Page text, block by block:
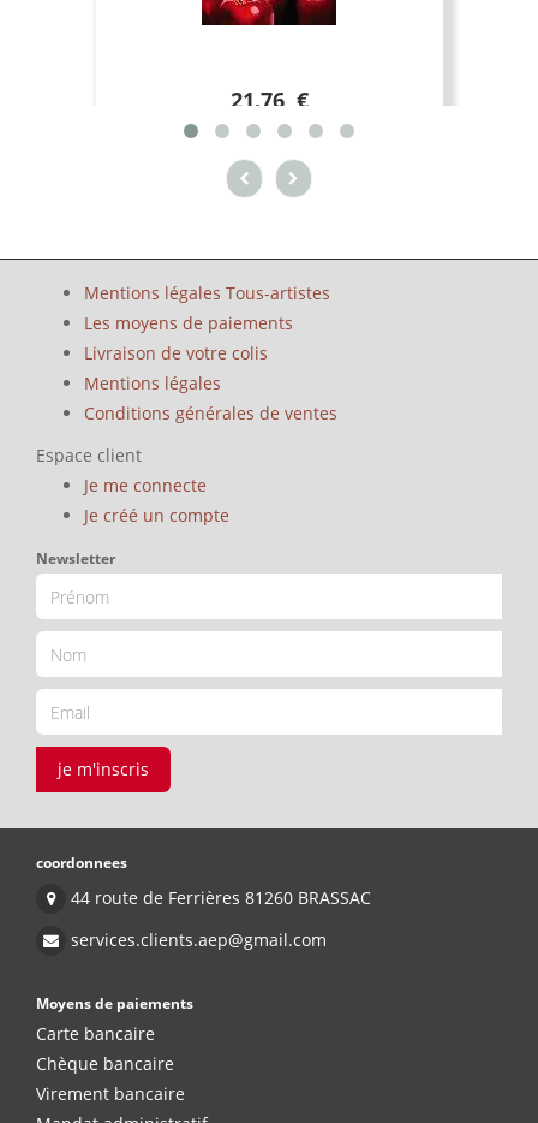
21.76 €
Mentions légales Tous-artistes
Les moyens de paiements
Livraison de votre colis
Mentions légales
Conditions générales de ventes
Espace client
Je me connecte
Je créé un compte
Newsletter
je m'inscris
coordonnees
44 route de Ferrières 81260 BRASSAC
services.clients.aep@gmail.com
Moyens de paiements
Carte bancaire
Chèque bancaire
Virement bancaire